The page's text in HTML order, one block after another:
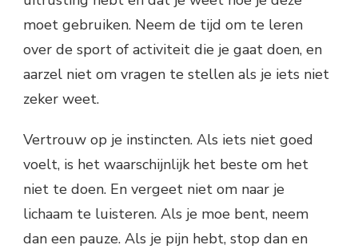
moet gebruiken. Neem de tijd om te leren
over de sport of activiteit die je gaat doen, en
aarzel niet om vragen te stellen als je iets niet
zeker weet.
Vertrouw op je instincten. Als iets niet goed
voelt, is het waarschijnlijk het beste om het
niet te doen. En vergeet niet om naar je
lichaam te luisteren. Als je moe bent, neem
dan een pauze. Als je pijn hebt, stop dan en